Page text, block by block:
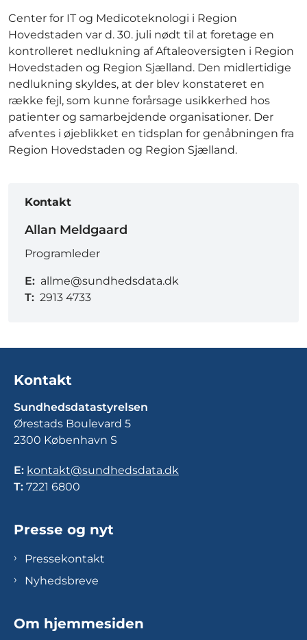
Center for IT og Medicoteknologi i Region
Hovedstaden var d. 30. juli nødt til at foretage en
kontrolleret nedlukning af Aftaleoversigten i Region
Hovedstaden og Region Sjælland. Den midlertidige
nedlukning skyldes, at der blev konstateret en
række fejl, som kunne forårsage usikkerhed hos
patienter og samarbejdende organisationer. Der
afventes i øjeblikket en tidsplan for genåbningen fra
Region Hovedstaden og Region Sjælland.
Kontakt
Allan Meldgaard
Programleder
E: allme@sundhedsdata.dk
T: 2913 4733
Kontakt
Sundhedsdatastyrelsen
Ørestads Boulevard 5
2300 København S
E: kontakt@sundhedsdata.dk
T: 7221 6800
Presse og nyt
Pressekontakt
Nyhedsbreve
Om hjemmesiden